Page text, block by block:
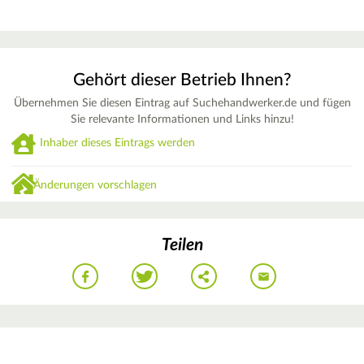
Gehört dieser Betrieb Ihnen?
Übernehmen Sie diesen Eintrag auf Suchehandwerker.de und fügen
Sie relevante Informationen und Links hinzu!
Inhaber dieses Eintrags werden
Änderungen vorschlagen
Teilen